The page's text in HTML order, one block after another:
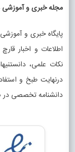
مجله خبری و
پایگاه خبری و
اطلاعات و اخبار
نکات علمی،
درنهایت طبخ و
دانشنامه تخصصی